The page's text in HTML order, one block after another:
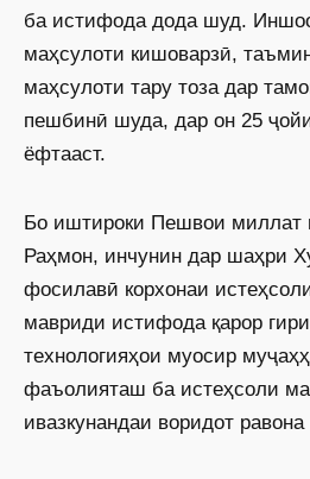
ба истифода дода шуд.
маҳсулоти кишоварзӣ,
маҳсулоти тару тоза дар
пешбинӣ шуда, дар он 25
ёфтааст.
Бо иштироки Пешвои
Раҳмон, инчунин дар шаҳри
фосилавӣ корхонаи
мавриди истифода қарор
технологияҳои муосир
фаъолияташ ба истеҳсоли
ивазкунандаи воридот равона